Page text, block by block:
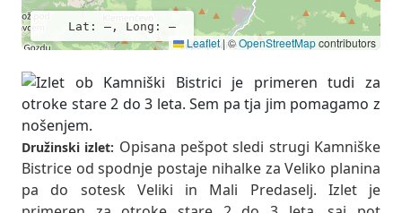
Lat: –, Long: –
Leaflet |©OpenStreetMapcontributors
Družinski izlet: Opisana pešpot sledi strugi Kamniške
Bistrice od spodnje postaje nihalke za Veliko planina
pa do sotesk Veliki in Mali Predaselj. Izlet je